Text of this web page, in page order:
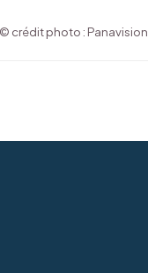
© crédit photo : Panavision